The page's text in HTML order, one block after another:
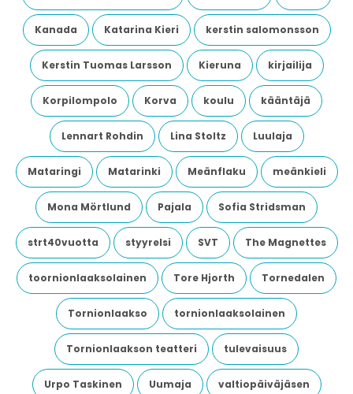
Kanada Katarina Kieri kerstin salomonsson
Kerstin Tuomas Larsson Kieruna kirjailija
Korpilompolo Korva koulu kääntäjä
Lennart Rohdin Lina Stoltz Luulaja
Mataringi Matarinki Meänflaku meänkieli
Mona Mörtlund Pajala Sofia Stridsman
strt40vuotta styyrelsi SVT The Magnettes
toornionlaaksolainen Tore Hjorth Tornedalen
Tornionlaakso tornionlaaksolainen
Tornionlaakson teatteri tulevaisuus
Urpo Taskinen Uumaja valtiopäiväjäsen